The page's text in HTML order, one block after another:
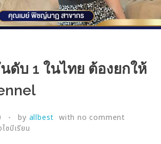
ดับ 1 ในไทย ต้องยกให้
by allbest with no comment
ซบีเรียน